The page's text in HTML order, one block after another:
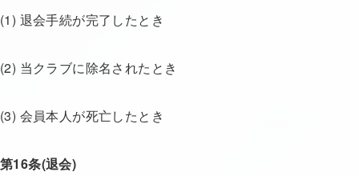
(1) 退会手続が完了したとき
(2) 当クラブに除名されたとき
(3) 会員本人が死亡したとき
第16条(退会)